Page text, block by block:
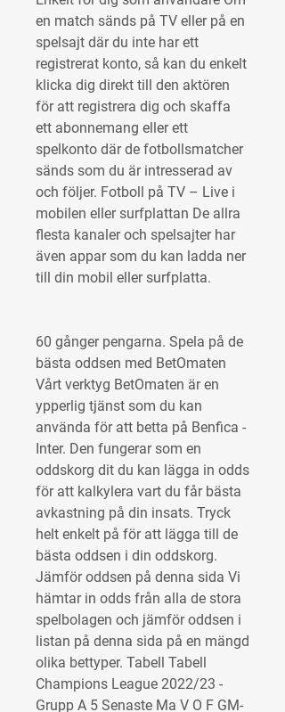
en match sänds på TV eller på en
spelsajt där du inte har ett
registrerat konto, så kan du enkelt
klicka dig direkt till den aktören
för att registrera dig och skaffa
ett abonnemang eller ett
spelkonto där de fotbollsmatcher
sänds som du är intresserad av
och följer. Fotboll på TV – Live i
mobilen eller surfplattan De allra
flesta kanaler och spelsajter har
även appar som du kan ladda ner
till din mobil eller surfplatta.
60 gånger pengarna. Spela på de
bästa oddsen med BetOmaten
Vårt verktyg BetOmaten är en
ypperlig tjänst som du kan
använda för att betta på Benfica -
Inter. Den fungerar som en
oddskorg dit du kan lägga in odds
för att kalkylera vart du får bästa
avkastning på din insats. Tryck
helt enkelt på för att lägga till de
bästa oddsen i din oddskorg.
Jämför oddsen på denna sida Vi
hämtar in odds från alla de stora
spelbolagen och jämför oddsen i
listan på denna sida på en mängd
olika bettyper. Tabell Tabell
Champions League 2022/23 -
Grupp A 5 Senaste Ma V O F GM-